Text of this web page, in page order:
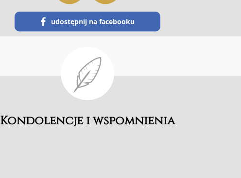
udostępnij na facebooku
Kondolencje i wspomnienia